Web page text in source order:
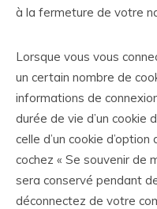
à la fermeture de votre
Lorsque vous vous
un certain nombre de
informations de
durée de vie d’un cookie
celle d’un cookie d’option
cochez « Se souvenir de
sera conservé pendant
déconnectez de votre